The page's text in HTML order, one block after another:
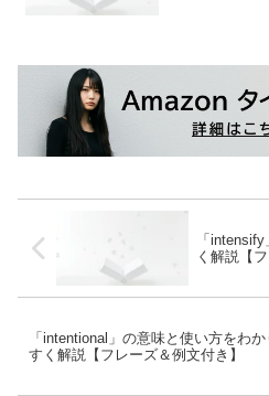
「
く解説【
「intentional」の意味と使い方をわ
すく解説【フレーズ＆例文付き】